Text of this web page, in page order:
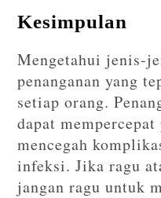
Kesimpulan
Mengetahui jenis-
penanganan yang
setiap orang.
dapat mempercepat
mencegah
infeksi. Jika ragu
jangan ragu untuk